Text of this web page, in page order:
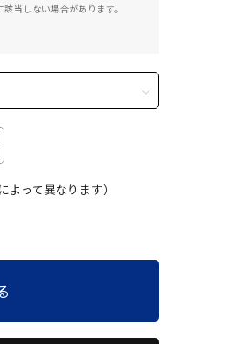
当しない場合があります。
よって異なります）